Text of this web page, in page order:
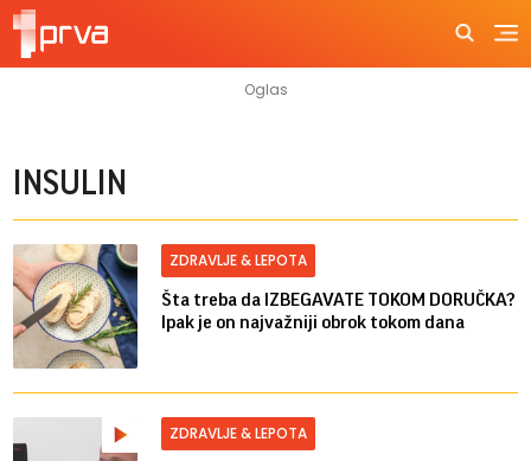
INSULIN
ZDRAVLJE & LEPOTA
Šta treba da IZBEGAVATE TOKOM DORUČKA?
Ipak je on najvažniji obrok tokom dana
ZDRAVLJE & LEPOTA